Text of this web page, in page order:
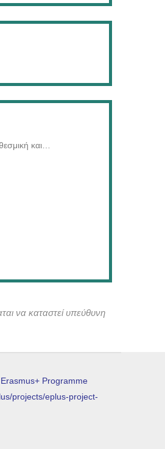
και…
να καταστεί υπεύθυνη
projects/eplus-project-